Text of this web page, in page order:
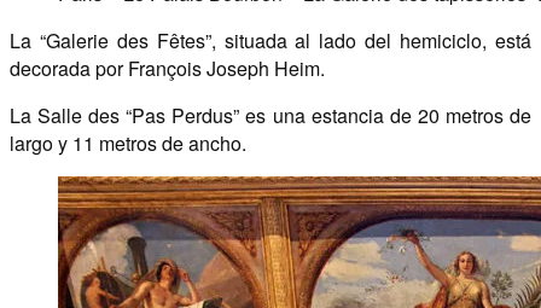
La “Galerie des Fêtes”, situada al lado del hemiciclo, está
decorada por François Joseph Heim.
La Salle des “Pas Perdus” es una estancia de 20 metros de
largo y 11 metros de ancho.